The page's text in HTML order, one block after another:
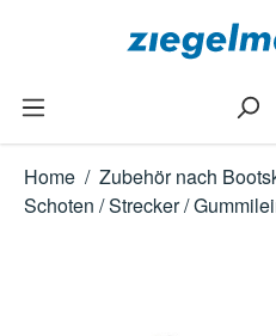
Zum Hauptinhalt springen
Home / Zubehör nach
Schoten / Strecker /